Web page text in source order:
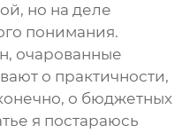
но на деле
понимания.
очарованные
о практичности,
о бюджетных
я постараюсь